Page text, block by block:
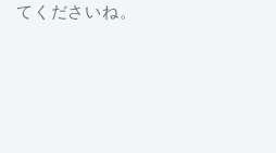
てくださいね。